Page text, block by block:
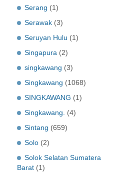
Serang (1)
Serawak (3)
Seruyan Hulu (1)
Singapura (2)
singkawang (3)
Singkawang (1068)
SINGKAWANG (1)
Singkawang.
(4)
Sintang (659)
Solo (2)
Solok Selatan Sumatera
Barat (1)